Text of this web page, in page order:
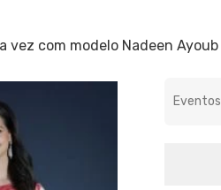
vez com modelo Nadeen Ayoub